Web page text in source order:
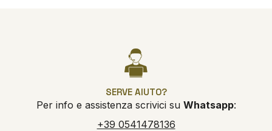
SERVE AIUTO?
Per info e assistenza scrivici su Whatsapp:
+39 0541478136